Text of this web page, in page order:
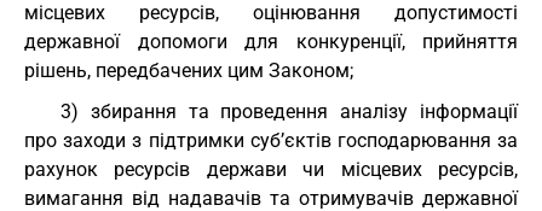
місцевих ресурсів, оцінювання допустимості
державної допомоги для конкуренції, прийняття
рішень, передбачених цим Законом;
3) збирання та проведення аналізу інформації
про заходи з підтримки суб’єктів господарювання за
рахунок ресурсів держави чи місцевих ресурсів,
вимагання від надавачів та отримувачів державної